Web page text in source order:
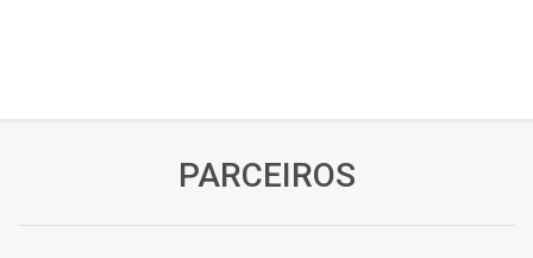
PARCEIROS